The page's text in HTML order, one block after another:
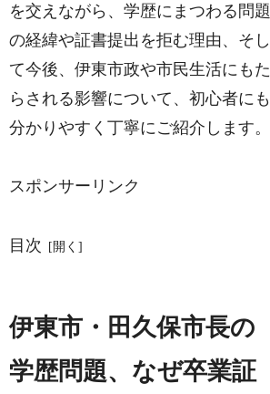
を交えながら、学歴にまつわる問題
の経緯や証書提出を拒む理由、そし
て今後、伊東市政や市民生活にもた
らされる影響について、初心者にも
分かりやすく丁寧にご紹介します。
スポンサーリンク
目次
伊東市・田久保市長の
学歴問題、なぜ卒業証